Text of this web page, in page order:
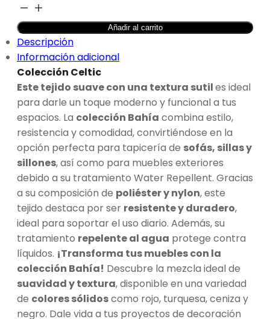
TAPICERÍA
TEXTURIZADA
MARFIL
-
CELTIC
cantidad
Añadir al carrito
Descripción
Información adicional
Colección Celtic
Este tejido suave con una textura sutiles ideal
para darle un toque moderno y funcional a tus
espacios. La colección Bahía combina estilo,
resistencia y comodidad, convirtiéndose en la
opción perfecta para tapicería de sofás, sillas y
sillones, así como para muebles exteriores
debido a su tratamiento Water Repellent. Gracias
a su composición de poliéster y nylon, este
tejido destaca por ser resistente y duradero,
ideal para soportar el uso diario. Además, su
tratamiento repelente al agua protege contra
líquidos. ¡Transforma tus muebles con la
colección Bahía! Descubre la mezcla ideal de
suavidad y textura, disponible en una variedad
de colores sólidoscomo rojo, turquesa, ceniza y
negro. Dale vida a tus proyectos de decoración